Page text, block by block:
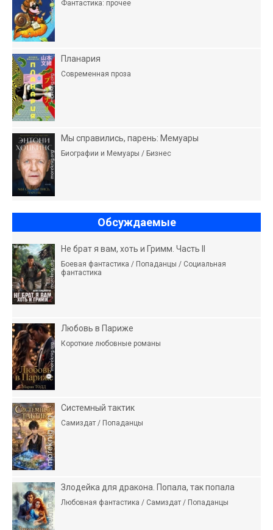
Фантастика: прочее
Планария
Современная проза
Мы справились, парень: Мемуары
Биографии и Мемуары / Бизнес
Обсуждаемые
Не брат я вам, хоть и Гримм. Часть II
Боевая фантастика / Попаданцы / Социальная
фантастика
Любовь в Париже
Короткие любовные романы
Системный тактик
Самиздат / Попаданцы
Злодейка для дракона. Попала, так попала
Любовная фантастика / Самиздат / Попаданцы